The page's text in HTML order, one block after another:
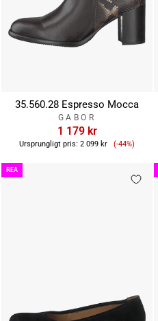
35.560.28 Espresso Mocca
GABOR
1 179 kr
Ursprungligt pris: 2 099 kr Reapris
(-44%)
REA